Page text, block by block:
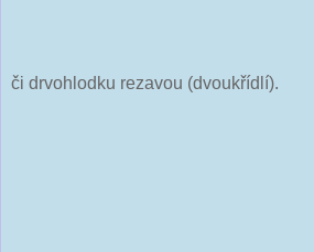
či drvohlodku rezavou (dvoukřídlí).